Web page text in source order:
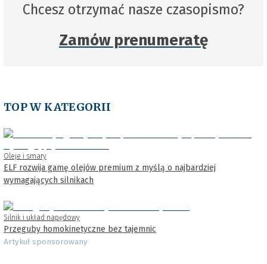
Chcesz otrzymać nasze czasopismo?
Zamów prenumeratę
TOP W KATEGORII
Oleje i smary
ELF rozwija gamę olejów premium z myślą o najbardziej
wymagających silnikach
Silnik i układ napędowy
Przeguby homokinetyczne bez tajemnic
Artykuł sponsorowany